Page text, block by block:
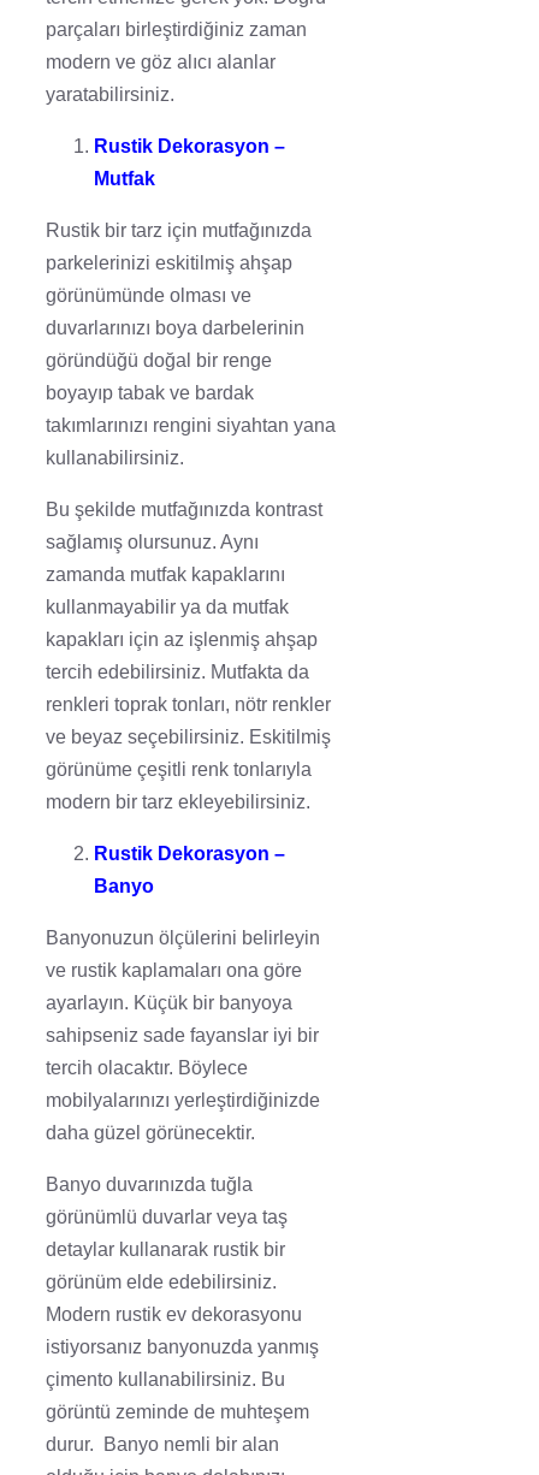
parçaları birleştirdiğiniz zaman
modern ve göz alıcı alanlar
yaratabilirsiniz.
Rustik Dekorasyon –
Mutfak
Rustik bir tarz için mutfağınızda
parkelerinizi eskitilmiş ahşap
görünümünde olması ve
duvarlarınızı boya darbelerinin
göründüğü doğal bir renge
boyayıp tabak ve bardak
takımlarınızı rengini siyahtan yana
kullanabilirsiniz.
Bu şekilde mutfağınızda kontrast
sağlamış olursunuz. Aynı
zamanda mutfak kapaklarını
kullanmayabilir ya da mutfak
kapakları için az işlenmiş ahşap
tercih edebilirsiniz. Mutfakta da
renkleri toprak tonları, nötr renkler
ve beyaz seçebilirsiniz. Eskitilmiş
görünüme çeşitli renk tonlarıyla
modern bir tarz ekleyebilirsiniz.
Rustik Dekorasyon –
Banyo
Banyonuzun ölçülerini belirleyin
ve rustik kaplamaları ona göre
ayarlayın. Küçük bir banyoya
sahipseniz sade fayanslar iyi bir
tercih olacaktır. Böylece
mobilyalarınızı yerleştirdiğinizde
daha güzel görünecektir.
Banyo duvarınızda tuğla
görünümlü duvarlar veya taş
detaylar kullanarak rustik bir
görünüm elde edebilirsiniz.
Modern rustik ev dekorasyonu
istiyorsanız banyonuzda yanmış
çimento kullanabilirsiniz. Bu
görüntü zeminde de muhteşem
durur. Banyo nemli bir alan